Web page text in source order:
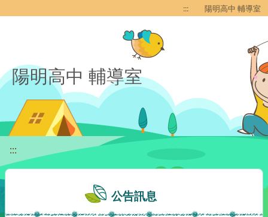
::: 陽明高中 輔導室
陽明高中 輔導室
:::
公告訊息